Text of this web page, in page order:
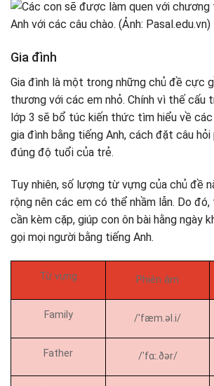
Gia đình
Gia đình là một trong những chủ đề cực
thương với các em nhỏ. Chính vì thế cấu
lớp 3 sẽ bổ túc kiến thức tìm hiểu về
gia đình bằng tiếng Anh, cách đặt câu
đúng độ tuổi của trẻ.
Tuy nhiên, số lượng từ vựng của chủ đề
rộng nên các em có thể nhầm lẫn. Do
cần kèm cặp, giúp con ôn bài hằng ngày
gọi mọi người bằng tiếng Anh.
Từ vựng Phiên âm
Family /ˈfæm.əl.i/
Father /ˈfɑː.ðər/